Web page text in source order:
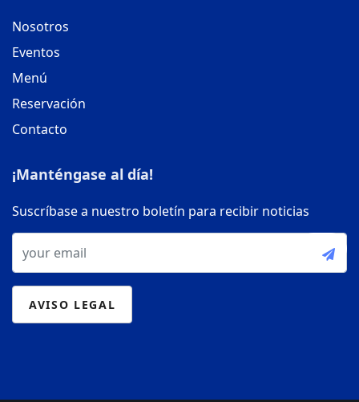
Nosotros
Eventos
Menú
Reservación
Contacto
¡Manténgase al día!
Suscríbase a nuestro boletín para recibir noticias